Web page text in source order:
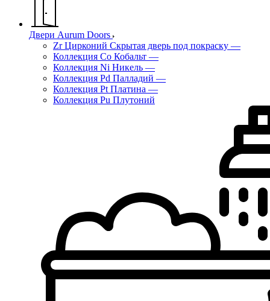
Двери Aurum Doors
Zr Цирконий Скрытая дверь под покраску —
Коллекция Co Кобальт —
Коллекция Ni Никель —
Коллекция Pd Палладий —
Коллекция Pt Платина —
Коллекция Pu Плутоний